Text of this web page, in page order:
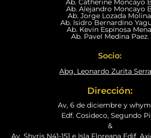
Ab. Catherine Moncayo
Ab. Alejandro Moncayo
Ab. Jorge Lozada
Ab. Isidro Bernardino
Ab. Kevin Espinosa
Ab. Pavel Medina Paez.
Socio:
Abg. Leonardo Zurita
Dirección:
Av, 6 de diciembre y
Edf. Cosideco, Segundo
&
Av. Shyris N41-151 e Isla Floreana Edif.